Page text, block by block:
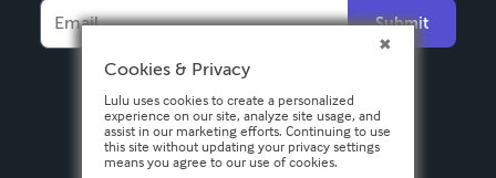
Italiano
Español
Submit
Cookies & Privacy
Lulu uses cookies to create a personalized
experience on our site, analyze site usage, and
assist in our marketing efforts. Continuing to use
this site without updating your privacy settings
means you agree to our use of cookies.